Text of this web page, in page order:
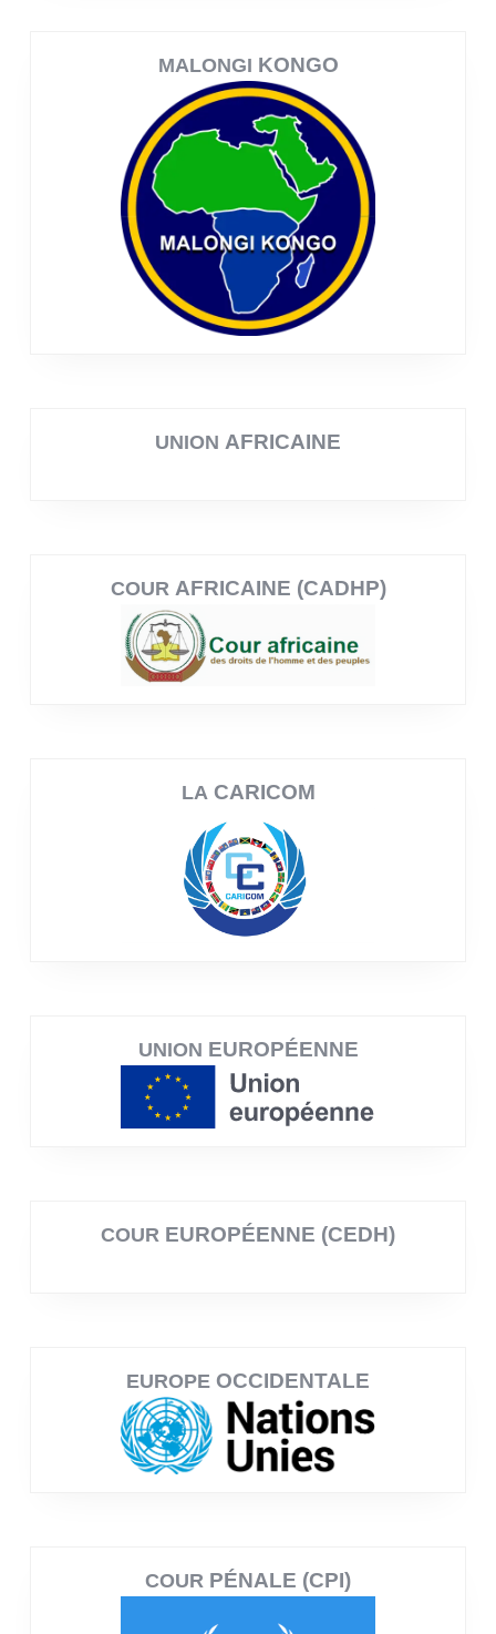
MALONGI KONGO
UNION AFRICAINE
COUR AFRICAINE (CADHP)
LA CARICOM
UNION EUROPÉENNE
COUR EUROPÉENNE (CEDH)
EUROPE OCCIDENTALE
COUR PÉNALE (CPI)